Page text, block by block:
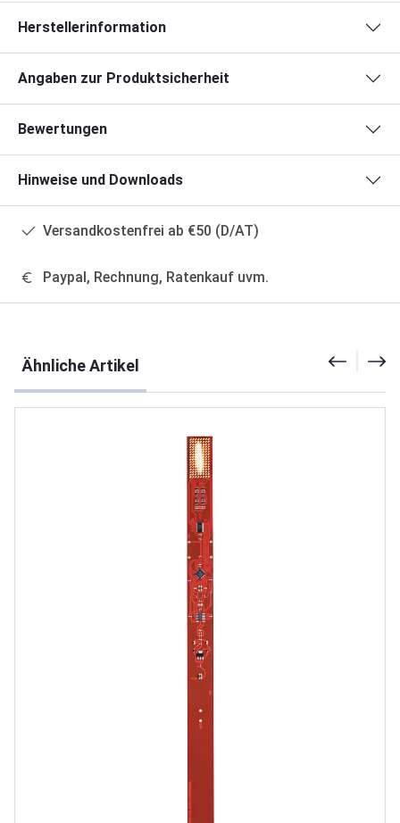
Herstellerinformation
Angaben zur Produktsicherheit
Bewertungen
Hinweise und Downloads
Versandkostenfrei ab €50 (D/AT)
Paypal, Rechnung, Ratenkauf uvm.
Ähnliche Artikel